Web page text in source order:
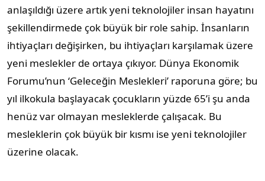
anlaşıldığı üzere artık yeni teknolojiler insan hayatını
şekillendirmede çok büyük bir role sahip. İnsanların
ihtiyaçları değişirken, bu ihtiyaçları karşılamak üzere
yeni meslekler de ortaya çıkıyor. Dünya Ekonomik
Forumu’nun ‘Geleceğin Meslekleri’ raporuna göre; bu
yıl ilkokula başlayacak çocukların yüzde 65’i şu anda
henüz var olmayan mesleklerde çalışacak. Bu
mesleklerin çok büyük bir kısmı ise yeni teknolojiler
üzerine olacak.